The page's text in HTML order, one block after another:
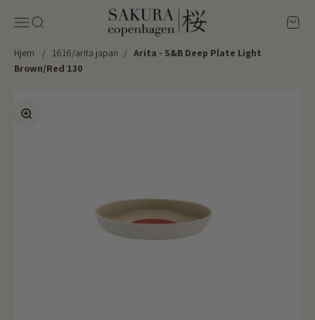
MenuSøg
Sakura Copenhagen
Kurv
Hjem / 1616/arita japan / Arita - S&B Deep Plate Light
Brown/Red 130
Zoom